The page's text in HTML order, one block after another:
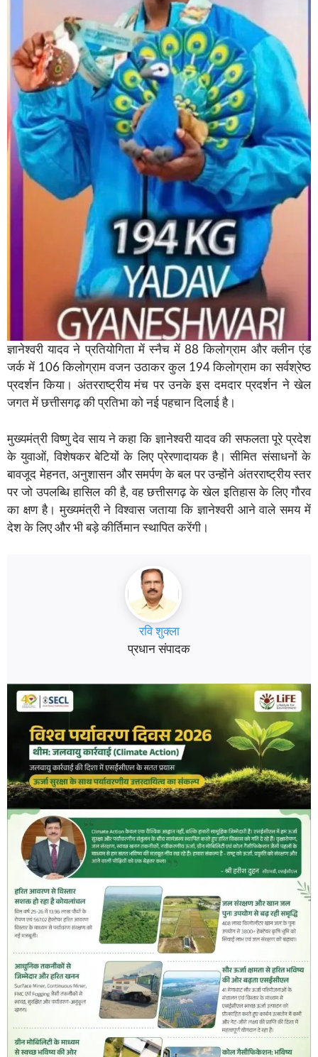
ज्ञानेश्वरी यादव ने प्रतियोगिता में स्नैच में 88 किलोग्राम और क्लीन एंड
जर्क में 106 किलोग्राम वजन उठाकर कुल 194 किलोग्राम का सर्वश्रेष्ठ
प्रदर्शन किया। अंतरराष्ट्रीय मंच पर उनके इस दमदार प्रदर्शन ने खेल
जगत में छत्तीसगढ़ की प्रतिभा को नई पहचान दिलाई है।
मुख्यमंत्री विष्णु देव साय ने कहा कि ज्ञानेश्वरी यादव की सफलता पूरे प्रदेश
के युवाओं, विशेषकर बेटियों के लिए प्रेरणादायक है। सीमित संसाधनों के
बावजूद मेहनत, अनुशासन और समर्पण के बल पर उन्होंने अंतरराष्ट्रीय स्तर
पर जो उपलब्धि हासिल की है, वह छत्तीसगढ़ के खेल इतिहास के लिए गौरव
का क्षण है। मुख्यमंत्री ने विश्वास जताया कि ज्ञानेश्वरी आने वाले समय में
देश के लिए और भी बड़े कीर्तिमान स्थापित करेंगी।
रवि शुक्ला
प्रधान संपादक